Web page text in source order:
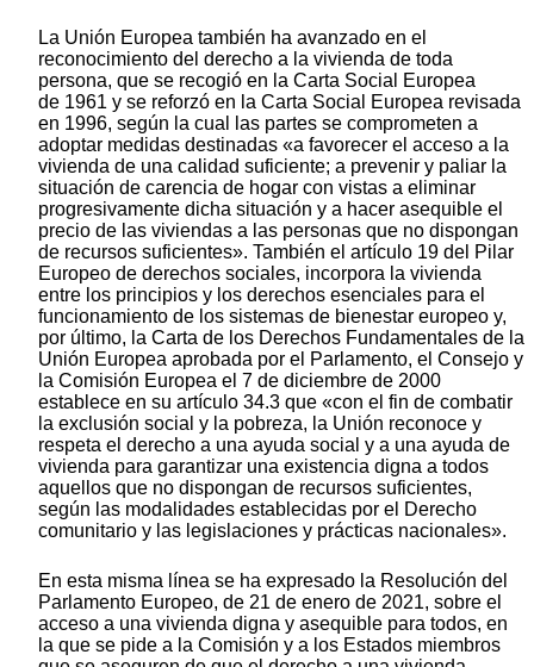
La Unión Europea también ha avanzado en el
reconocimiento del derecho a la vivienda de toda
persona, que se recogió en la Carta Social Europea
de 1961 y se reforzó en la Carta Social Europea revisada
en 1996, según la cual las partes se comprometen a
adoptar medidas destinadas «a favorecer el acceso a la
vivienda de una calidad suficiente; a prevenir y paliar la
situación de carencia de hogar con vistas a eliminar
progresivamente dicha situación y a hacer asequible el
precio de las viviendas a las personas que no dispongan
de recursos suficientes». También el artículo 19 del Pilar
Europeo de derechos sociales, incorpora la vivienda
entre los principios y los derechos esenciales para el
funcionamiento de los sistemas de bienestar europeo y,
por último, la Carta de los Derechos Fundamentales de la
Unión Europea aprobada por el Parlamento, el Consejo y
la Comisión Europea el 7 de diciembre de 2000
establece en su artículo 34.3 que «con el fin de combatir
la exclusión social y la pobreza, la Unión reconoce y
respeta el derecho a una ayuda social y a una ayuda de
vivienda para garantizar una existencia digna a todos
aquellos que no dispongan de recursos suficientes,
según las modalidades establecidas por el Derecho
comunitario y las legislaciones y prácticas nacionales».
En esta misma línea se ha expresado la Resolución del
Parlamento Europeo, de 21 de enero de 2021, sobre el
acceso a una vivienda digna y asequible para todos, en
la que se pide a la Comisión y a los Estados miembros